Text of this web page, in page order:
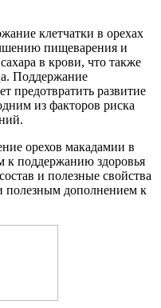
клетчатки в орехах
пищеварения и
в крови, что также
Поддержание
предотвратить развитие
из факторов риска
орехов макадамии в
к поддержанию здоровья
и полезные свойства
полезным дополнением к